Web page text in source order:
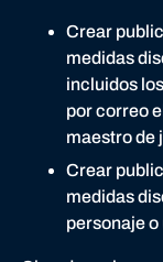
Crear
medidas
incluidos
por correo
maestro de
Crear
medidas
personaje o